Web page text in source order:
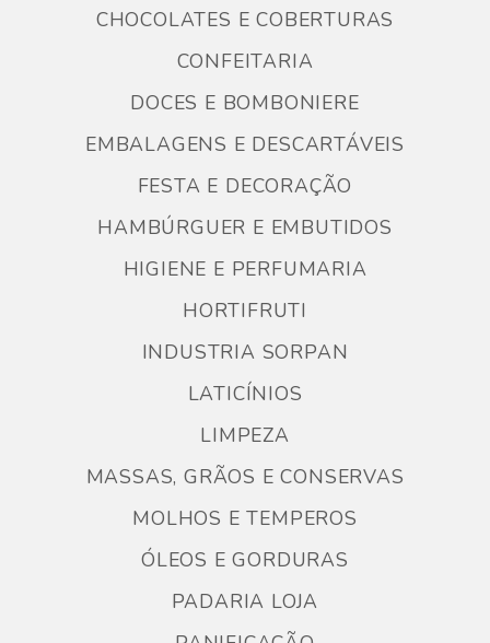
CHOCOLATES E COBERTURAS
CONFEITARIA
DOCES E BOMBONIERE
EMBALAGENS E DESCARTÁVEIS
FESTA E DECORAÇÃO
HAMBÚRGUER E EMBUTIDOS
HIGIENE E PERFUMARIA
HORTIFRUTI
INDUSTRIA SORPAN
LATICÍNIOS
LIMPEZA
MASSAS, GRÃOS E CONSERVAS
MOLHOS E TEMPEROS
ÓLEOS E GORDURAS
PADARIA LOJA